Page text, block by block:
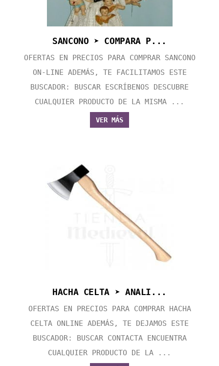
SANCONO ➤ COMPARA P...
OFERTAS EN PRECIOS PARA COMPRAR SANCONO
ON-LINE ADEMÁS, TE FACILITAMOS ESTE
BUSCADOR: BUSCAR ESCRÍBENOS DESCUBRE
CUALQUIER PRODUCTO DE LA MISMA ...
VER MÁS
HACHA CELTA ➤ ANALI...
OFERTAS EN PRECIOS PARA COMPRAR HACHA
CELTA ONLINE ADEMÁS, TE DEJAMOS ESTE
BUSCADOR: BUSCAR CONTACTA ENCUENTRA
CUALQUIER PRODUCTO DE LA ...